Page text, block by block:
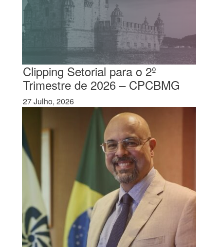
Clipping Setorial para o 2º
Trimestre de 2026 – CPCBMG
27 Julho, 2026